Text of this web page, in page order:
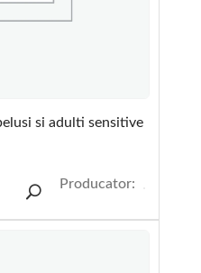
si adulti sensitive
Producator: